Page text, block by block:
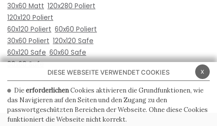
30x60 Matt 120x280 Poliert
120x120 Poliert
60x120 Poliert 60x60 Poliert
30x60 Poliert 120x120 Safe
60x120 Safe 60x60 Safe
30x60 Safe
x
DIESE WEBSEITE VERWENDET COOKIES
DieerforderlichenCookies aktivieren die Grundfunktionen, wie
das Navigieren auf den Seiten und den Zugang zu den
passwortgeschützten Bereichen der Webseite. Ohne diese Cookies
funktioniert die Webseite nicht korrekt.